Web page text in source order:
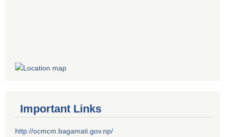
Important Links
http://ocmcm.bagamati.gov.np/